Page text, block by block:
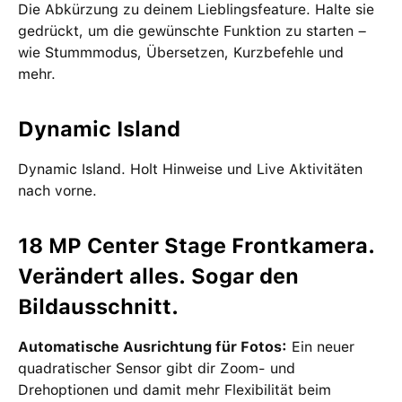
Die Abkürzung zu deinem Lieblingsfeature. Halte sie
gedrückt, um die gewünschte Funktion zu starten –
wie Stummmodus, Übersetzen, Kurzbefehle und
mehr.
Dynamic Island
Dynamic Island. Holt Hinweise und Live Aktivitäten
nach vorne.
18 MP Center Stage Frontkamera.
Verändert alles. Sogar den
Bildausschnitt.
Automatische Ausrichtung für Fotos: Ein neuer
quadratischer Sensor gibt dir Zoom‑ und
Drehoptionen und damit mehr Flexibilität beim